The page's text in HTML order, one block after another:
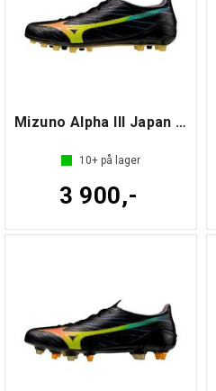
Mizuno Alpha III Japan AG
10+ på lager
3 900,-